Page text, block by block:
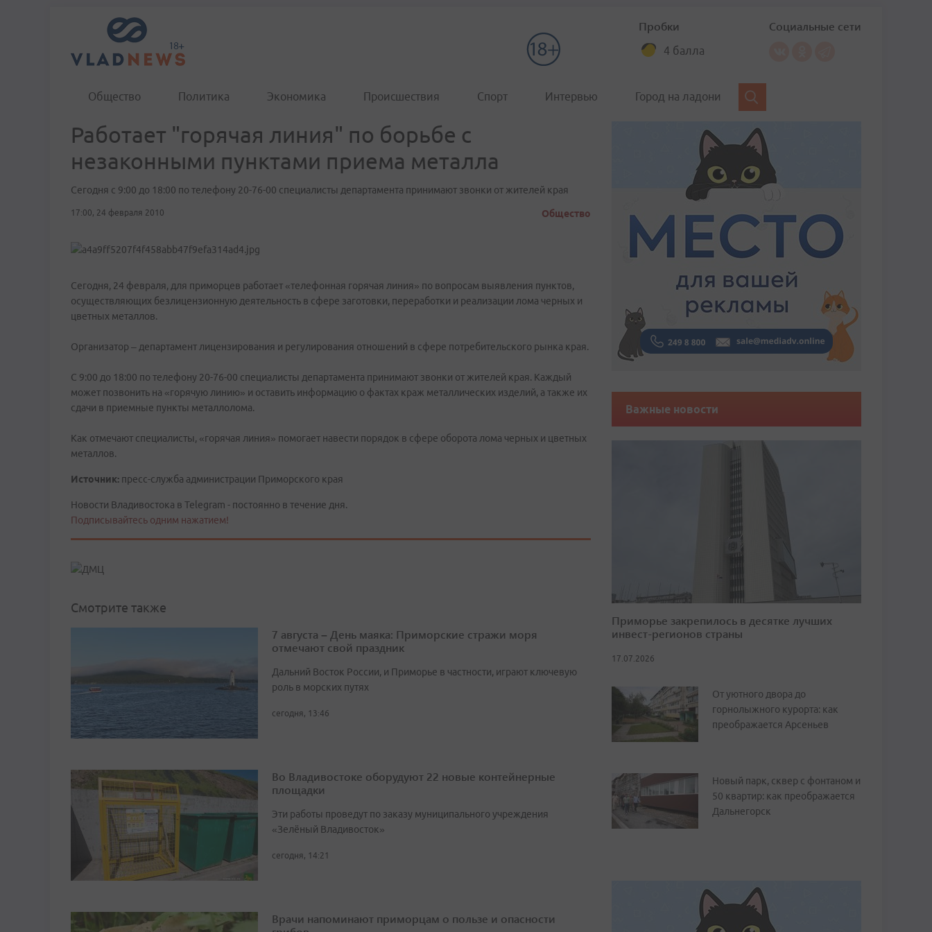
Пробки
4 балла
Социальные сети
Общество Политика Экономика Происшествия Спорт Интервью Город на ладони
Работает "горячая линия" по борьбе с
незаконными пунктами приема металла
Сегодня с 9:00 до 18:00 по телефону 20-76-00 специалисты департамента принимают звонки от жителей края
17:00, 24 февраля 2010 Общество
Сегодня, 24 февраля, для приморцев работает «телефонная горячая линия» по вопросам выявления пунктов,
осуществляющих безлицензионную деятельность в сфере заготовки, переработки и реализации лома черных и
цветных металлов.
Организатор – департамент лицензирования и регулирования отношений в сфере потребительского рынка края.
С 9:00 до 18:00 по телефону 20-76-00 специалисты департамента принимают звонки от жителей края. Каждый
может позвонить на «горячую линию» и оставить информацию о фактах краж металлических изделий, а также их
сдачи в приемные пункты металлолома.
Как отмечают специалисты, «горячая линия» помогает навести порядок в сфере оборота лома черных и цветных
металлов.
Источник: пресс-служба администрации Приморского края
Новости Владивостока в Telegram - постоянно в течение дня.
Подписывайтесь одним нажатием!
Смотрите также
7 августа – День маяка: Приморские стражи моря
отмечают свой праздник
Дальний Восток России, и Приморье в частности, играют ключевую
роль в морских путях
сегодня, 13:46
Во Владивостоке оборудуют 22 новые контейнерные
площадки
Эти работы проведут по заказу муниципального учреждения
«Зелёный Владивосток»
сегодня, 14:21
Врачи напоминают приморцам о пользе и опасности
Важные новости
Приморье закрепилось в десятке лучших
инвест-регионов страны
17.07.2026
От уютного двора до
горнолыжного курорта: как
преображается Арсеньев
Новый парк, сквер с фонтаном и
50 квартир: как преображается
Дальнегорск